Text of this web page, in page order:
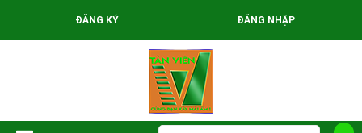
ĐĂNG KÝ ĐĂNG NHẬP